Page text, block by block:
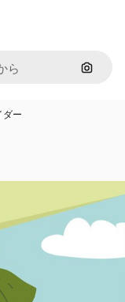
画像で
ダー